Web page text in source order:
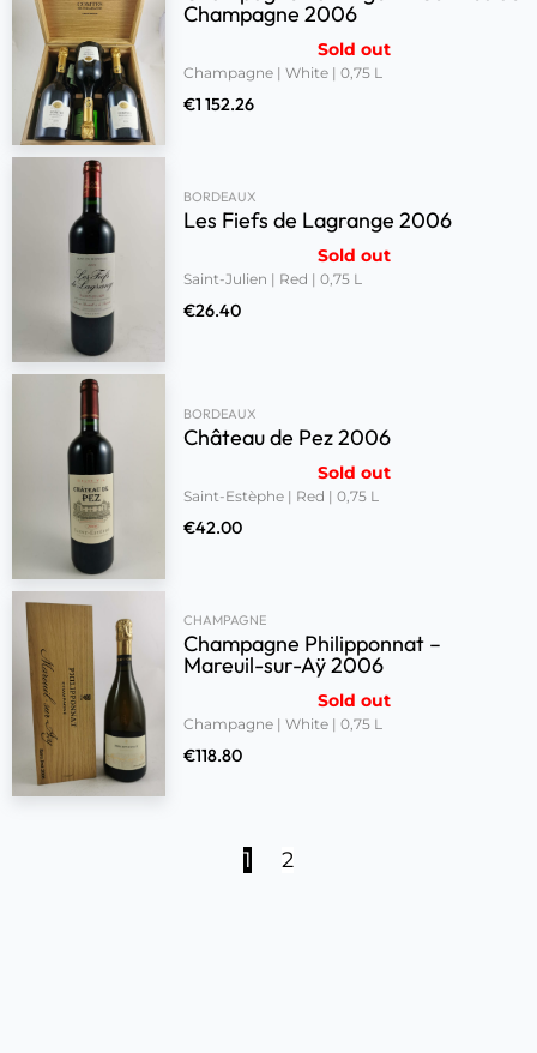
Champagne 2006
Sold out
Champagne | White | 0,75 L
€1 152.26
BORDEAUX
Les Fiefs de Lagrange 2006
Sold out
Saint-Julien | Red | 0,75 L
€26.40
BORDEAUX
Château de Pez 2006
Sold out
Saint-Estèphe | Red | 0,75 L
€42.00
CHAMPAGNE
Champagne Philipponnat –
Mareuil-sur-Aÿ 2006
Sold out
Champagne | White | 0,75 L
€118.80
1 2